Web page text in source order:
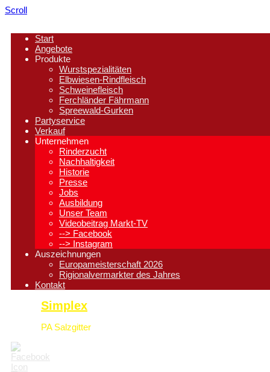
Scroll
Start
Angebote
Produkte
Wurstspezialitäten
Elbwiesen-Rindfleisch
Schweinefleisch
Ferchländer Fährmann
Spreewald-Gurken
Partyservice
Verkauf
Unternehmen
Rinderzucht
Nachhaltigkeit
Historie
Presse
Jobs
Ausbildung
Unser Team
Videobeitrag Markt-TV
--> Facebook
--> Instagram
Auszeichnungen
Europameisterschaft 2026
Rigionalvermarkter des Jahres
Kontakt
Simplex
PA Salzgitter